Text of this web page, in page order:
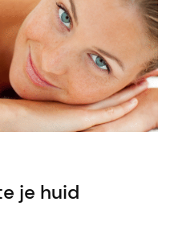
je huid